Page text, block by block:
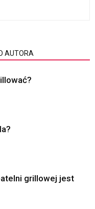
AUTORA
grillowej jest